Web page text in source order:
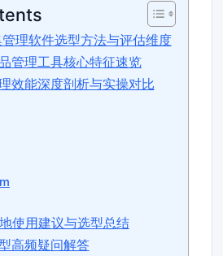
理软件选型方法与评估维度
管理工具核心特征速览
效能深度剖析与实操对比
使用建议与选型总结
高频疑问解答